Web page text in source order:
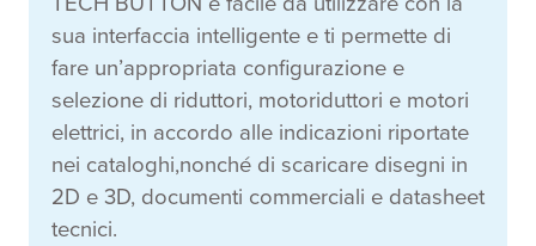
sua interfaccia intelligente e ti permette di
fare un’appropriata configurazione e
selezione di riduttori, motoriduttori e motori
elettrici, in accordo alle indicazioni riportate
nei cataloghi,nonché di scaricare disegni in
2D e 3D, documenti commerciali e datasheet
tecnici.